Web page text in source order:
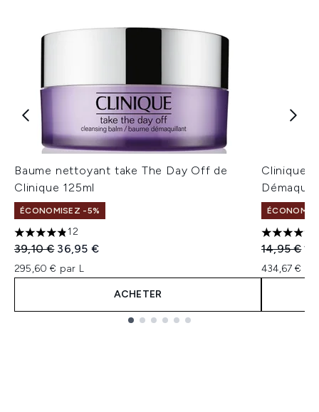
Baume nettoyant take The Day Off de
Clinique 125ml
ÉCONOMISEZ -5%
4.83 étoiles sur un maximum de 5
12
Prix de vente :
39,10 € Prix ​​actuel :
36,95 €
295,60 € par L
ACHETER
Clinique
5 étoiles
Prix de
14,95 €
434,67 €